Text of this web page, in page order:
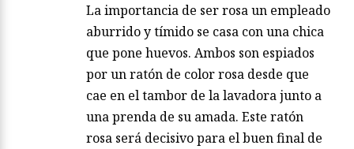
La importancia de ser rosa un empleado
aburrido y tímido se casa con una chica
que pone huevos. Ambos son espiados
por un ratón de color rosa desde que
cae en el tambor de la lavadora junto a
una prenda de su amada. Este ratón
rosa será decisivo para el buen final de